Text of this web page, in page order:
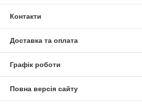
Контакти
Доставка та оплата
Графік роботи
Повна версія сайту